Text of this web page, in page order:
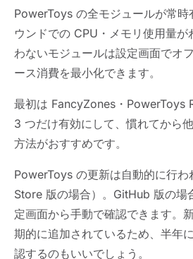
PowerToys の全モジュールが常時
ウンドでの CPU・メモリ使用量が
わないモジュールは設定画面でオ
ース消費を最小化できます。
最初は FancyZones・PowerToys
3 つだけ有効にして、慣れてから
方法がおすすめです。
PowerToys の更新は自動的に行
Store 版の場合）。GitHub 版の場
定画面から手動で確認できます。
期的に追加されているため、半年
認するのもいいでしょう。